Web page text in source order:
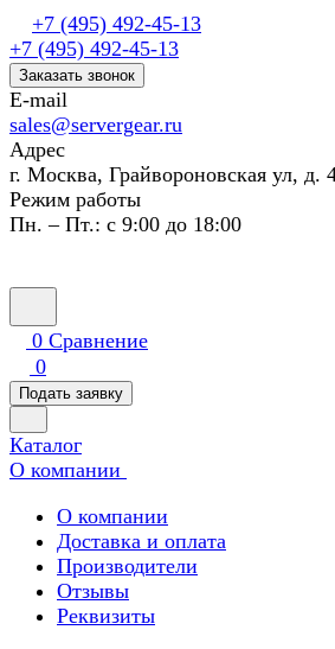
+7 (495) 492-45-13
+7 (495) 492-45-13
Заказать звонок
E-mail
sales@servergear.ru
Адрес
г. Москва, Грайвороновская ул,
Режим работы
Пн. – Пт.: с 9:00 до 18:00
0 Сравнение
0
Подать заявку
Каталог
О компании
О компании
Доставка и оплата
Производители
Отзывы
Реквизиты